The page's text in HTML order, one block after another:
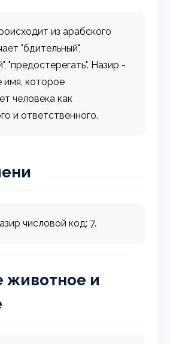
из арабского
"бдительный",
"предостерегать". Назир -
которое
человека как
и ответственного.
числовой код: 7.
животное и